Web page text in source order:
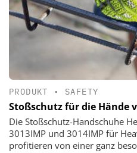
PRODUKT • SAFETY
Stoßschutz für die Hände
Die Stoßschutz-Handschuhe
3013IMP und 3014IMP für
profitieren von einer ganz